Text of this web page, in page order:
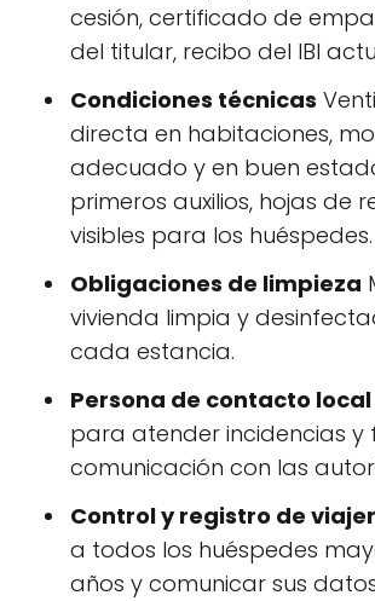
cesión, certificado de
del titular, recibo del IBI
Condiciones técnicas
directa en habitaciones,
adecuado y en buen
primeros auxilios, hojas de
visibles para los huéspedes.
Obligaciones de limpieza
vivienda limpia y
cada estancia.
Persona de contacto local
para atender incidencias y
comunicación con las
Control y registro de
a todos los huéspedes
años y comunicar sus